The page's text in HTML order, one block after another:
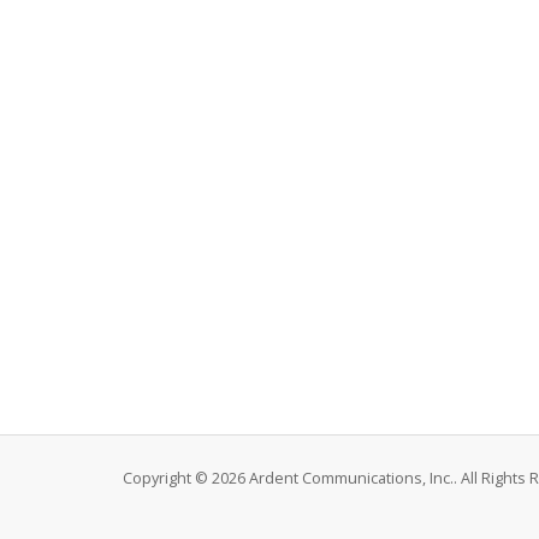
Copyright © 2026 Ardent Communications, Inc.. All Rights